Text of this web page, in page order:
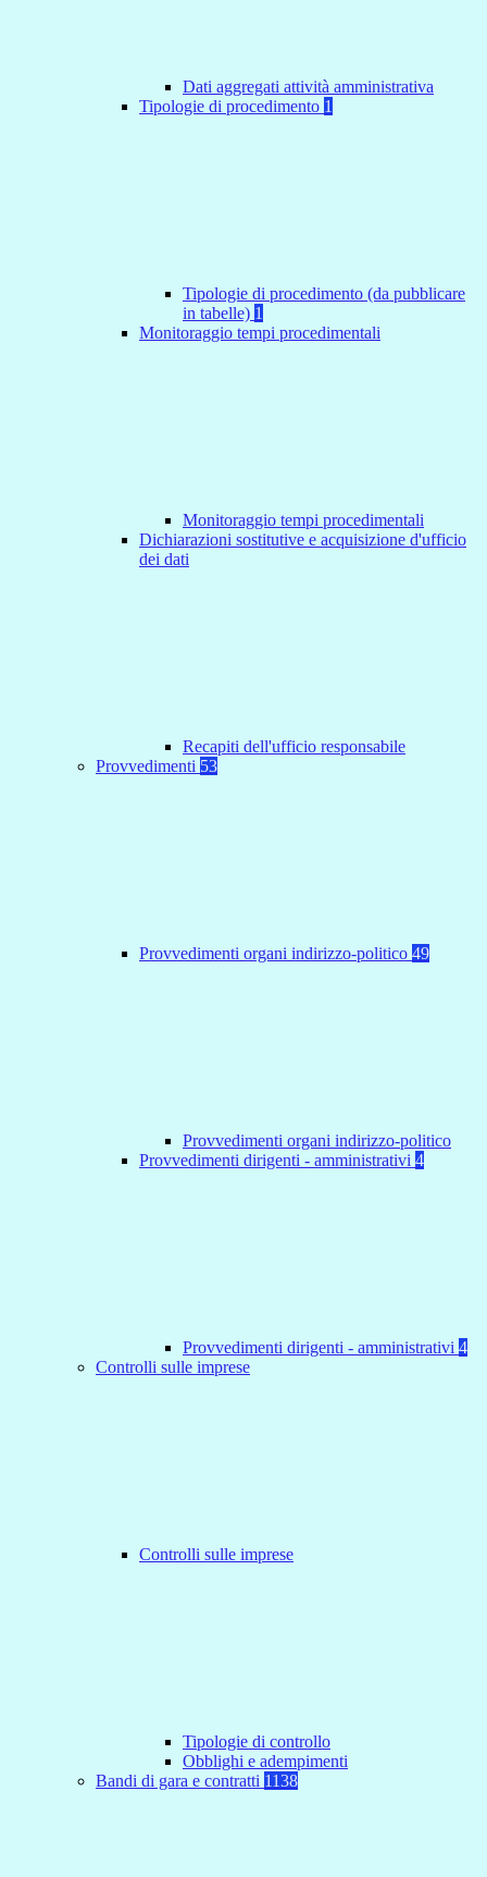
Dati aggregati attività amministrativa
Tipologie di procedimento 1
Tipologie di procedimento (da pubblicare
in tabelle) 1
Monitoraggio tempi procedimentali
Monitoraggio tempi procedimentali
Dichiarazioni sostitutive e acquisizione d'ufficio
dei dati
Recapiti dell'ufficio responsabile
Provvedimenti 53
Provvedimenti organi indirizzo-politico 49
Provvedimenti organi indirizzo-politico
Provvedimenti dirigenti - amministrativi 4
Provvedimenti dirigenti - amministrativi 4
Controlli sulle imprese
Controlli sulle imprese
Tipologie di controllo
Obblighi e adempimenti
Bandi di gara e contratti 1138